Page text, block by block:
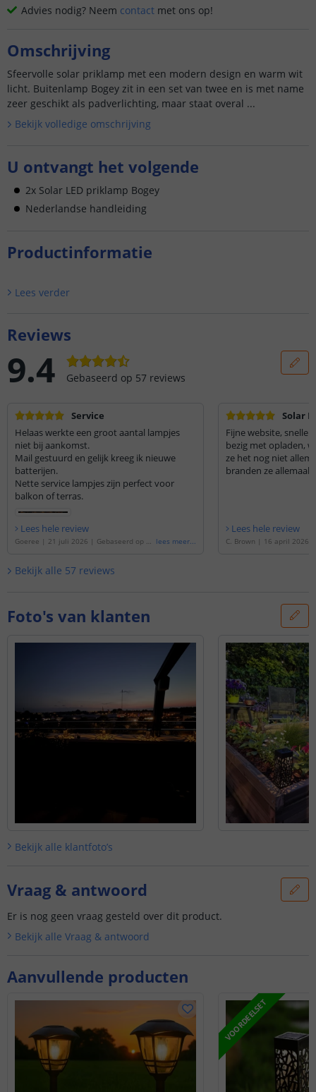
Advies nodig? Neem contact met ons op!
Omschrijving
Sfeervolle solar priklamp met een modern design en warm wit
licht. Buitenlamp Bogey zit in een set van twee en is met name
zeer geschikt als padverlichting, maar staat overal ...
Bekijk volledige omschrijving
U ontvangt het volgende
2x Solar LED priklamp Bogey
Nederlandse handleiding
Productinformatie
Lees verder
Aanvullende producten
VOORDEELSET
Reviews
9.4 Gebaseerd op 57 reviews
Service
Helaas werkte een groot aantal lampjes
niet bij aankomst.
Mail gestuurd en gelijk kreeg ik nieuwe
batterijen.
Nette service lampjes zijn perfect voor
balkon of terras.
Lees hele review
Goeree | 21 juli 2026 | Gebaseerd op de lees meer...
Solar
Fijne website, snelle
bezig met opladen,
ze het nog niet
branden ze allemaal!!
Lees hele review
C. Brown | 16 april 2026
Bekijk alle 57 reviews
Foto's van klanten
Bekijk alle klantfoto’s
Vraag & antwoord
Er is nog geen vraag gesteld over dit product.
Bekijk alle Vraag & antwoord